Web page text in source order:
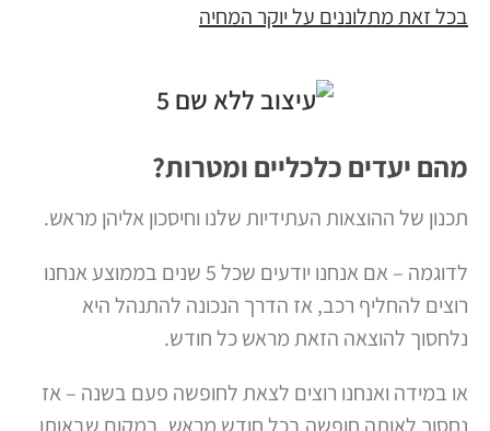
בכל זאת מתלוננים על יוקר המחיה
מהם יעדים כלכליים ומטרות?
תכנון של ההוצאות העתידיות שלנו וחיסכון אליהן מראש.
לדוגמה – אם אנחנו יודעים שכל 5 שנים בממוצע אנחנו
רוצים להחליף רכב, אז הדרך הנכונה להתנהל היא
נלחסוך להוצאה הזאת מראש כל חודש.
או במידה ואנחנו רוצים לצאת לחופשה פעם בשנה – אז